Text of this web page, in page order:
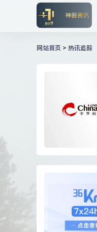
网站首页 > 热讯追踪